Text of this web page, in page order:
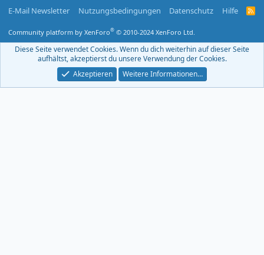
E-Mail Newsletter
Nutzungsbedingungen Datenschutz Hilfe
R
S
F
Community platform by XenForo® © 2010-2024 XenForo Ltd.
Diese Seite verwendet Cookies. Wenn du dich weiterhin auf dieser Seite
aufhältst, akzeptierst du unsere Verwendung der Cookies.
Akzeptieren
Weitere Informationen…